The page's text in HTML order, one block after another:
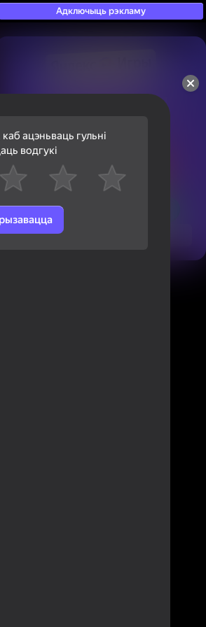
Адключыць рэкламу
50+ тап-гульняў, у якія
гуляюць нават тыя, хто
ацэньваць гульні
водгукі